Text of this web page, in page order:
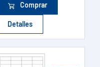
Comprar
Detalles